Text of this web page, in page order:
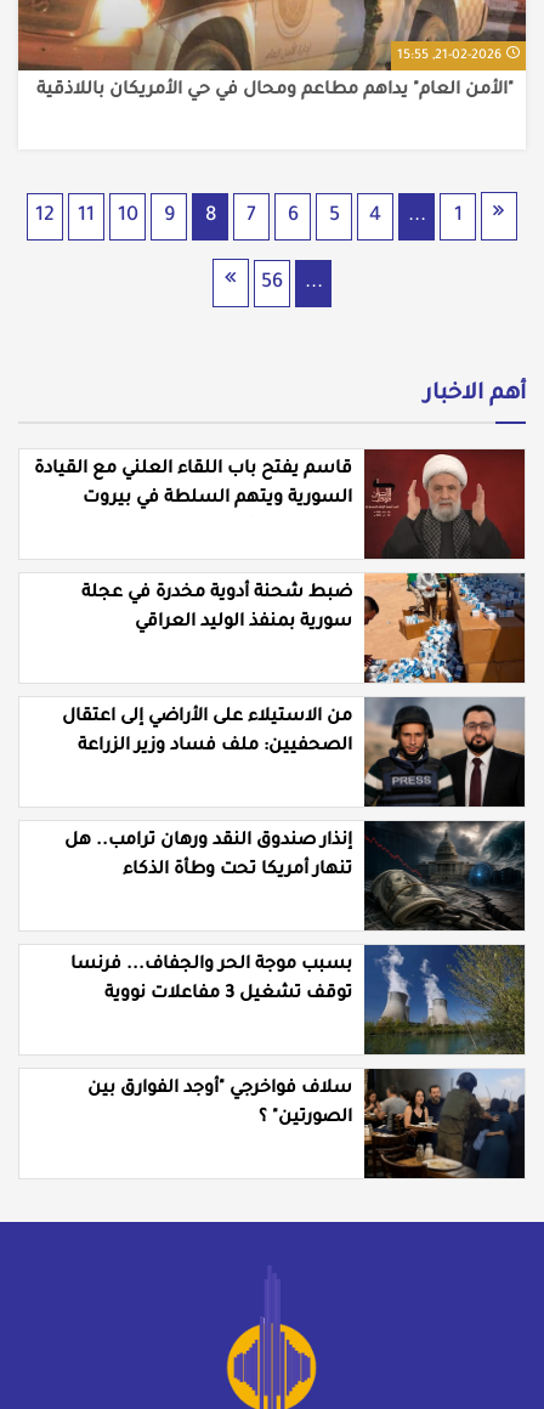
21-02-2026, 15:55
"الأمن العام" يداهم مطاعم ومحال في حي الأمريكان باللاذقية
1
...
4
5
6
7
8
9
10
11
12
...
56
أهم الاخبار
قاسم يفتح باب اللقاء العلني مع القيادة
السورية ويتهم السلطة في بيروت
ضبط شحنة أدوية مخدرة في عجلة
سورية بمنفذ الوليد العراقي
من الاستيلاء على الأراضي إلى اعتقال
الصحفيين: ملف فساد وزير الزراعة
إنذار صندوق النقد ورهان ترامب.. هل
تنهار أمريكا تحت وطأة الذكاء
بسبب موجة الحر والجفاف... فرنسا
توقف تشغيل 3 مفاعلات نووية
سلاف فواخرجي "أوجد الفوارق بين
الصورتين" ؟